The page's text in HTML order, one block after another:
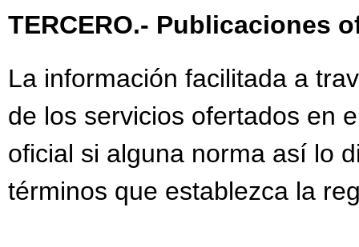
TERCERO.- Publicaciones
La información facilitada a
de los servicios ofertados en
oficial si alguna norma así lo
términos que establezca la